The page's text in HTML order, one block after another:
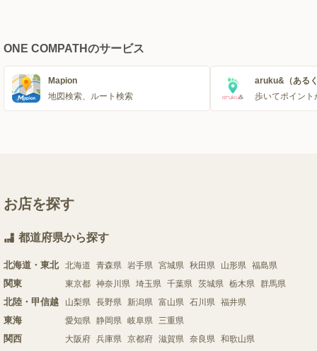
ONE COMPATHのサービス
Mapion
地図検索、ルート検索
aruku&（ある
歩いてポイント
お店を探す
都道府県から探す
北海道・東北 北海道 青森県 岩手県 宮城県 秋田県 山形県 福島県
関東 東京都 神奈川県 埼玉県 千葉県 茨城県 栃木県 群馬県
北陸・甲信越 山梨県 長野県 新潟県 富山県 石川県 福井県
東海 愛知県 静岡県 岐阜県 三重県
関西 大阪府 兵庫県 京都府 滋賀県 奈良県 和歌山県